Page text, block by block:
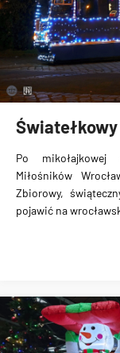
Po mikołajkowej
Miłośników
Zbiorowy,
pojawić na